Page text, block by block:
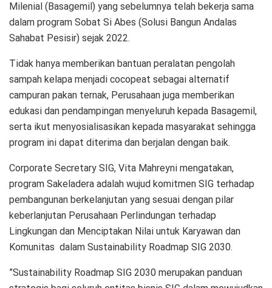
Milenial (Basagemil) yang sebelumnya telah bekerja sama
dalam program Sobat Si Abes (Solusi Bangun Andalas
Sahabat Pesisir) sejak 2022.
Tidak hanya memberikan bantuan peralatan pengolah
sampah kelapa menjadi cocopeat sebagai alternatif
campuran pakan ternak, Perusahaan juga memberikan
edukasi dan pendampingan menyeluruh kepada Basagemil,
serta ikut menyosialisasikan kepada masyarakat sehingga
program ini dapat diterima dan berjalan dengan baik.
Corporate Secretary SIG, Vita Mahreyni mengatakan,
program Sakeladera adalah wujud komitmen SIG terhadap
pembangunan berkelanjutan yang sesuai dengan pilar
keberlanjutan Perusahaan Perlindungan terhadap
Lingkungan dan Menciptakan Nilai untuk Karyawan dan
Komunitas dalam Sustainability Roadmap SIG 2030.
”Sustainability Roadmap SIG 2030 merupakan panduan